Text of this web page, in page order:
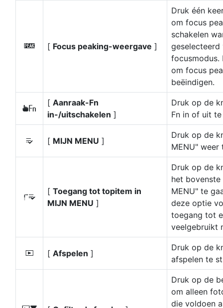
W [ Focus peaking-weergave ]
Druk één
om focus
schakelen
geselecteerd
focusmodus.
om focus
beëindigen.
8
[ Aanraak-Fn
in-/uitschakelen ]
Druk op de
Fn in of uit
O [ MIJN MENU ]
Druk op de
MENU" weer
3
[ Toegang tot topitem in
MIJN MENU ]
Druk op de
het
MENU" te
deze optie
toegang tot
veelgebruikt
K [ Afspelen ]
Druk op de
afspelen te
Druk op de
om alleen
die voldoen